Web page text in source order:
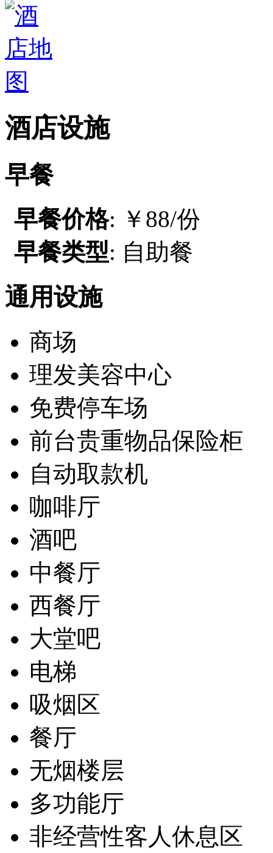
酒店设施
早餐
早餐价格: ￥88/份
早餐类型: 自助餐
通用设施
商场
理发美容中心
免费停车场
前台贵重物品保险柜
自动取款机
咖啡厅
酒吧
中餐厅
西餐厅
大堂吧
电梯
吸烟区
餐厅
无烟楼层
多功能厅
非经营性客人休息区